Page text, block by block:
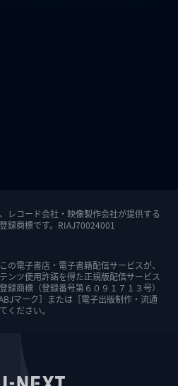
レコード会社・映像製作会社が提供する
録商標です。RIAJ70024001
の電子書店・電子書籍配信サービスが、
ンツ使用許諾を得た正規版配信サービス
録商標（登録番号第６０９１７１３号）
マーク］または［電子出版制作・流通
ください。